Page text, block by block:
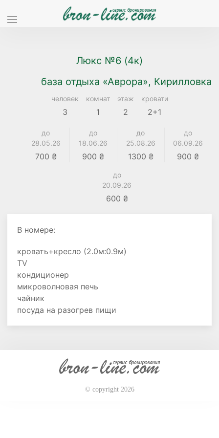
Люкс №6 (4к)
база отдыха «Аврора», Кирилловка
человек
3
комнат
1
этаж
2
кровати
2+1
до
28.05.26
700 ₴
до
18.06.26
900 ₴
до
25.08.26
1300 ₴
до
06.09.26
900 ₴
до
20.09.26
600 ₴
В номере:
кровать+кресло (2.0м:0.9м)
TV
кондиционер
микроволновая печь
чайник
посуда на разогрев пищи
© copyright 2026